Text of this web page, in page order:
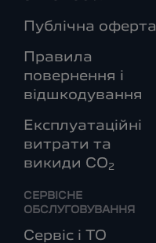
Публічна оферта
Правила
повернення і
відшкодування
Експлуатаційні
витрати та
викиди СО2
СЕРВІСНЕ
ОБСЛУГОВУВАННЯ
Сервіс і ТО